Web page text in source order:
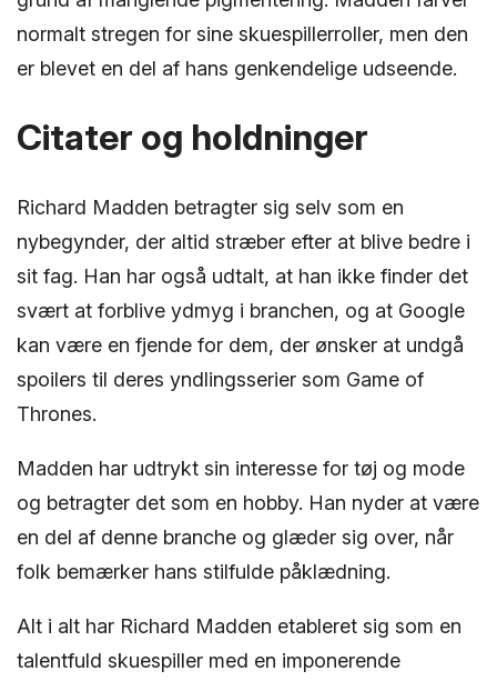
normalt stregen for sine skuespillerroller, men den
er blevet en del af hans genkendelige udseende.
Citater og holdninger
Richard Madden betragter sig selv som en
nybegynder, der altid stræber efter at blive bedre i
sit fag. Han har også udtalt, at han ikke finder det
svært at forblive ydmyg i branchen, og at Google
kan være en fjende for dem, der ønsker at undgå
spoilers til deres yndlingsserier som Game of
Thrones.
Madden har udtrykt sin interesse for tøj og mode
og betragter det som en hobby. Han nyder at være
en del af denne branche og glæder sig over, når
folk bemærker hans stilfulde påklædning.
Alt i alt har Richard Madden etableret sig som en
talentfuld skuespiller med en imponerende